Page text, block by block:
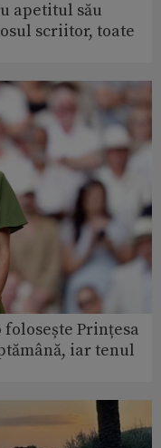
apetitul său
scriitor, toate
Prințesa
iar tenul